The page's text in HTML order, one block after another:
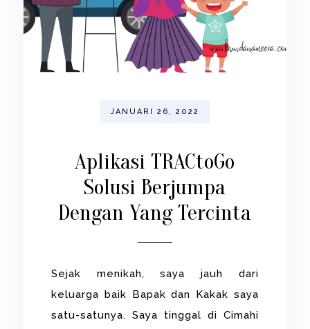
JANUARI 26, 2022
Aplikasi TRACtoGo
Solusi Berjumpa
Dengan Yang Tercinta
Sejak menikah, saya jauh dari
keluarga baik Bapak dan Kakak saya
satu-satunya. Saya tinggal di Cimahi